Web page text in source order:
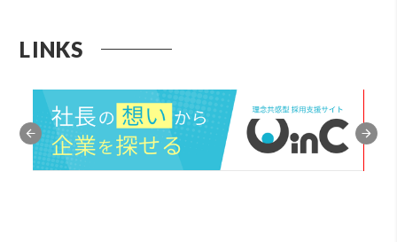
LINKS